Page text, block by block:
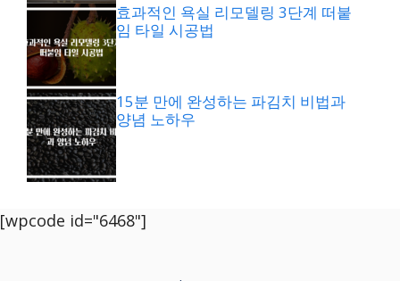
효과적인 욕실 리모델링 3단계 떠붙
임 타일 시공법
15분 만에 완성하는 파김치 비법과
양념 노하우
[wpcode id="6468"]